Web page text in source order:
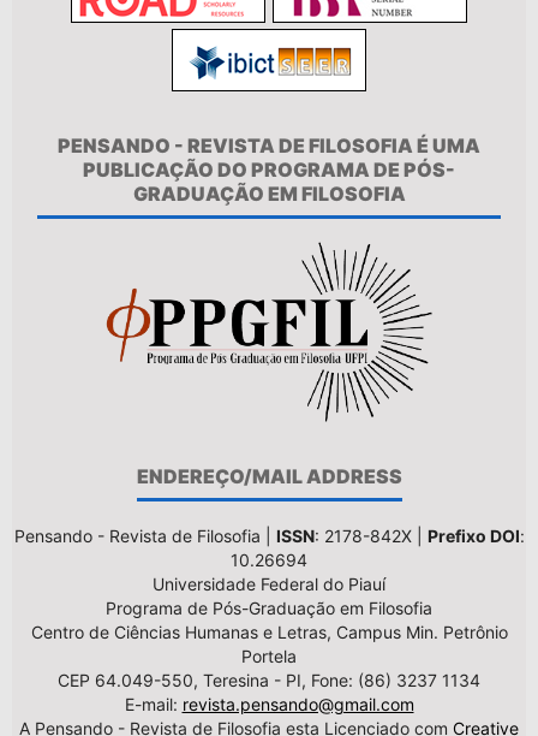
PENSANDO - REVISTA DE FILOSOFIA É UMA
PUBLICAÇÃO DO PROGRAMA DE PÓS-
GRADUAÇÃO EM FILOSOFIA
ENDEREÇO/MAIL ADDRESS
Pensando - Revista de Filosofia | ISSN: 2178-842X | Prefixo DOI:
10.26694
Universidade Federal do Piauí
Programa de Pós-Graduação em Filosofia
Centro de Ciências Humanas e Letras, Campus Min. Petrônio
Portela
CEP 64.049-550, Teresina - PI, Fone: (86) 3237 1134
E-mail: revista.pensando@gmail.com
A Pensando - Revista de Filosofia esta Licenciado com Creative